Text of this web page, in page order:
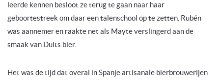
leerde kennen besloot ze terug te gaan naar haar
geboortestreek om daar een talenschool op te zetten. Rubén
was aannemer en raakte net als Mayte verslingerd aan de
smaak van Duits bier.
Het was de tijd dat overal in Spanje artisanale bierbrouwerijen